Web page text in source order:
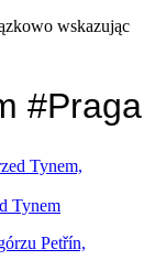
wskazując
#Praga
Tynem